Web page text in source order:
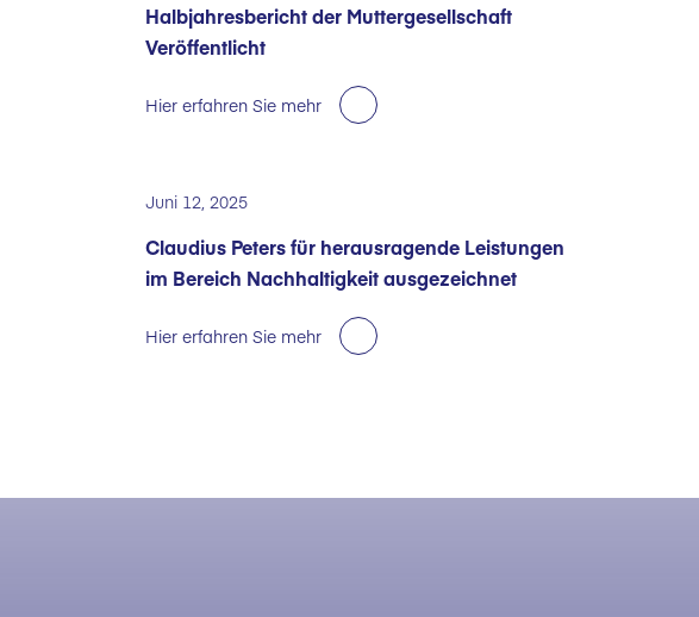
Halbjahresbericht der Muttergesellschaft
Veröffentlicht
Hier erfahren Sie mehr
Juni 12, 2025
Claudius Peters für herausragende Leistungen
im Bereich Nachhaltigkeit ausgezeichnet
Hier erfahren Sie mehr